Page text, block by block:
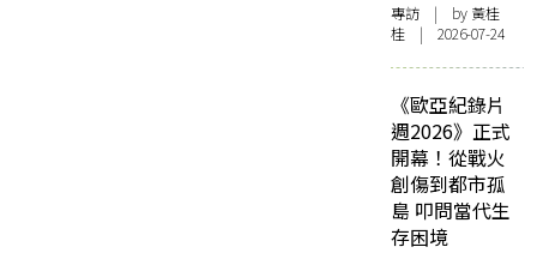
專訪 | by 黃桂
桂 | 2026-07-24
《歐亞紀錄片
週2026》正式
開幕！從戰火
創傷到都市孤
島 叩問當代生
存困境